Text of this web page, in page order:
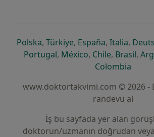
Polskayeni bir sekmede açılır
, Türkiyeyeni bir sekmede
, Españayeni bir
, Italiayeni
,
Portugalyeni bir sekmede açılır
, Méxicoyeni bir sekmede
, Chileyeni bir
, Brasilyeni
,
Colombia
www.doktortakvimi.com © 2026 -
randevu al
İş bu sayfada yer alan
doktorun/uzmanın doğrudan